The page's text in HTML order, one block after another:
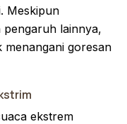
Meskipun
lainnya,
goresan
ekstrem